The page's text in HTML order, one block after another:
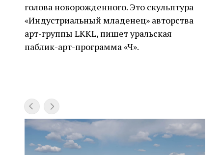
голова новорожденного. Это скульптура
«Индустриальный младенец» авторства
арт-группы LKKL, пишет уральская
паблик-арт-программа «Чӧ».